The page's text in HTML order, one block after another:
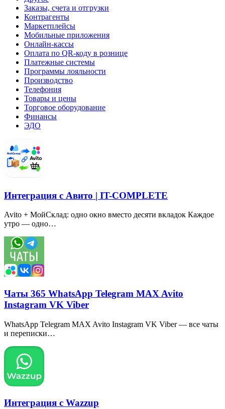
Заказы, счета и отгрузки
Контрагенты
Маркетплейсы
Мобильные приложения
Онлайн-кассы
Оплата по QR-коду в рознице
Платежные системы
Программы лояльности
Производство
Телефония
Товары и цены
Торговое оборудование
Финансы
ЭДО
Интеграция с Авито | IT-COMPLETE
Avito + МойСклад: одно окно вместо десяти вкладок Каждое
утро — одно…
Чаты 365 WhatsApp Telegram MAX Avito
Instagram VK Viber
WhatsApp Telegram MAX Avito Instagram VK Viber — все чаты
и переписки…
Интеграция с Wazzup